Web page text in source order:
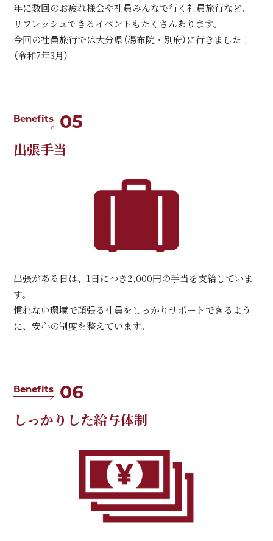
年に数回のお疲れ様会や社員みんなで行く社員旅行など、
リフレッシュできるイベントもたくさんあります。
今回の社員旅行では大分県（湯布院・別府）に行きました！
（令和7年3月）
Benefits 05
出張手当
出張がある日は、1日につき2,000円の手当を支給していま
す。
慣れない環境で頑張る社員をしっかりサポートできるよう
に、安心の制度を整えています。
Benefits 06
しっかりした給与体制